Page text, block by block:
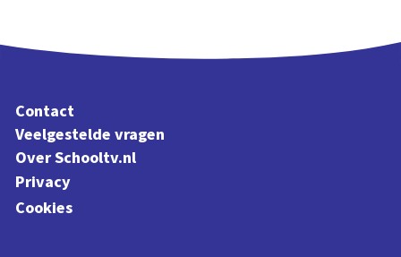
Contact
Veelgestelde vragen
Over Schooltv.nl
Privacy
Cookies